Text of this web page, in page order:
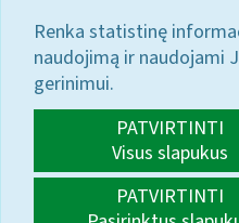
Renka statistinę
naudojimą ir naudojami
gerinimui.
PATVIRTINTI
Visus slapukus
PATVIRTINTI